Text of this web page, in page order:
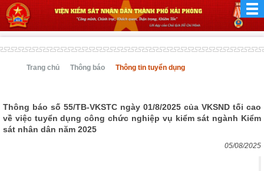
Trang chủ Thông báo Thông tin tuyển dụng
Thông báo số 55/TB-VKSTC ngày 01/8/2025 của VKSND tối cao
về việc tuyển dụng công chức nghiệp vụ kiểm sát ngành Kiểm
sát nhân dân năm 2025
05/08/2025